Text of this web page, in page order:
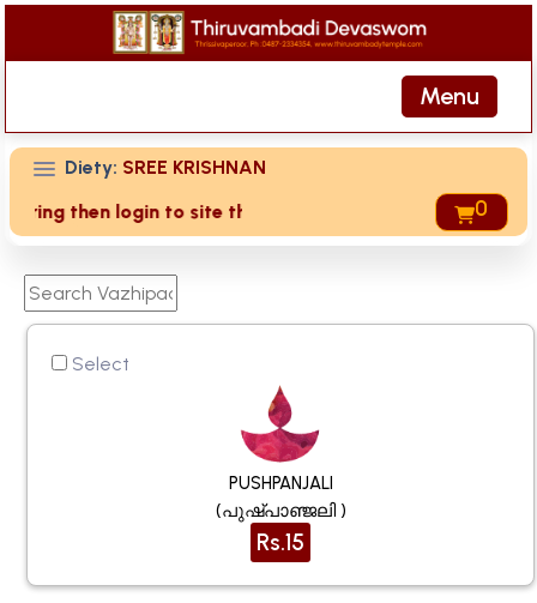
Menu
Diety: SREE KRISHNAN
login to site then choose 'My Account' page for
0
Select
PUSHPANJALI
(പുഷ്പാഞ്ജലി )
Rs.15